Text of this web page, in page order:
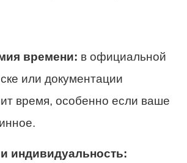
времени: в официальной
или документации
время, особенно если ваше
индивидуальность: